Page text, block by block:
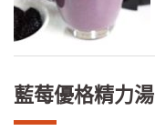
藍莓優格精力湯